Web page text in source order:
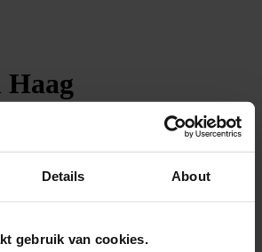
Details About
gebruik van cookies.
Haag
een kliniek: Forensisch Psychiatrische
Hier behandelen wij mensen met
gekomen met politie en justitie. Doel
de maatschappij, zonder (opnieuw) in